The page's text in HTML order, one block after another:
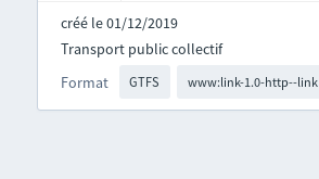
créé le 01/12/2019
Format GTFS www:link-1.0-http--link
Transport public collectif